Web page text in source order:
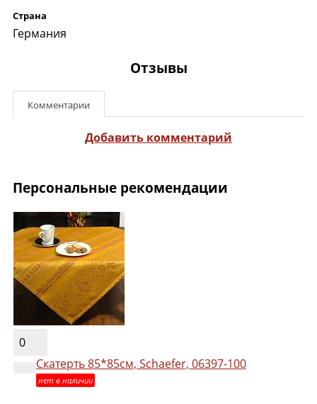
Страна
Германия
Отзывы
Комментарии
Добавить комментарий
Персональные рекомендации
0
Скатерть 85*85см, Schaefer, 06397-100
нет в наличии